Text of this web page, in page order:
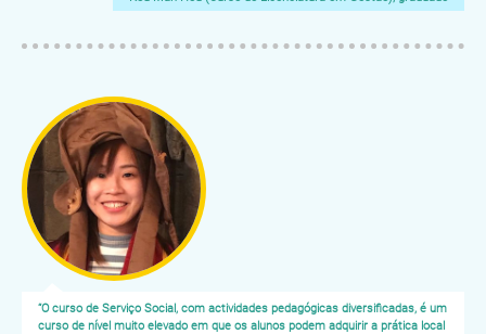
“O curso de Serviço Social, com actividades pedagógicas diversificadas, é um
curso de nível muito elevado em que os alunos podem adquirir a prática local